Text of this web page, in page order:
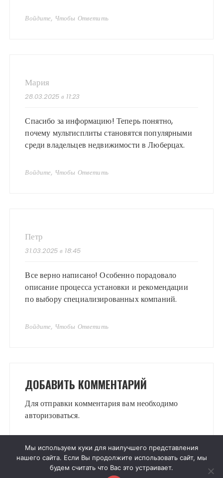
Войдите, Чтобы Ответить
Мария
28.03.2025 в 11:23
Спасибо за информацию! Теперь понятно,
почему мультисплиты становятся популярными
среди владельцев недвижимости в Люберцах.
Войдите, Чтобы Ответить
Петр
31.03.2025 в 18:45
Все верно написано! Особенно порадовало
описание процесса установки и рекомендации
по выбору специализированных компаний.
Войдите, Чтобы Ответить
ДОБАВИТЬ КОММЕНТАРИЙ
Для отправки комментария вам необходимо
авторизоваться.
Мы используем куки для наилучшего представления
нашего сайта. Если Вы продолжите использовать сайт, мы
будем считать что Вас это устраивает.